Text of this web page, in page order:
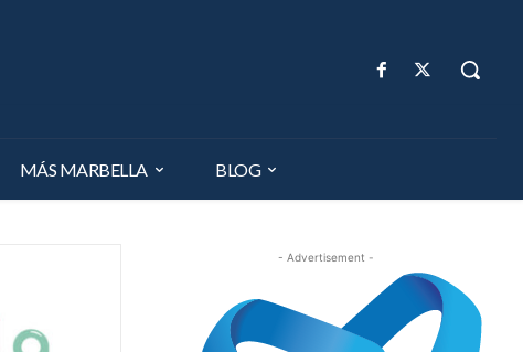
MÁS MARBELLA BLOG
- Advertisement -